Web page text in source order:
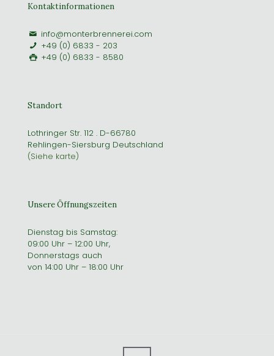
Kontaktinformationen
info@monterbrennerei.com
+49 (0) 6833 - 203
+49 (0) 6833 - 8580
Standort
Lothringer Str. 112 . D-66780
Rehlingen-Siersburg Deutschland
(Siehe karte)
Unsere Öffnungszeiten
Dienstag bis Samstag:
09:00 Uhr – 12:00 Uhr,
Donnerstags auch
von 14:00 Uhr – 18:00 Uhr